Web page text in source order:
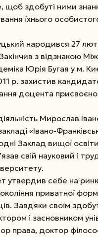
щоб здобуті ними
їхнього
народився 27
з відзнакою
Юрія Бугая у м.
р. захистив
доцента
Мирослав
«Івано-
Заклад вищої
свій науковий і
утвердив себе на
приватної
Завдяки своїм
і засновником
права, доктор